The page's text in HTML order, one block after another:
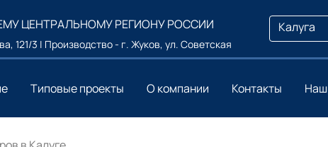
ЦЕНТРАЛЬНОМУ РЕГИОНУ РОССИИ
121/3 | Производство - г. Жуков, ул. Советская
Калуга
Типовые проекты О компании Контакты